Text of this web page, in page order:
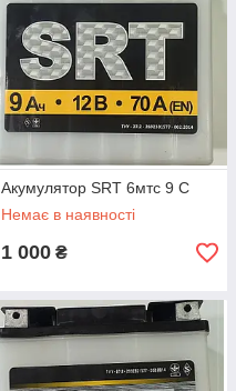
Акумулятор SRT 6мтс 9 С
Немає в наявності
1 000 ₴